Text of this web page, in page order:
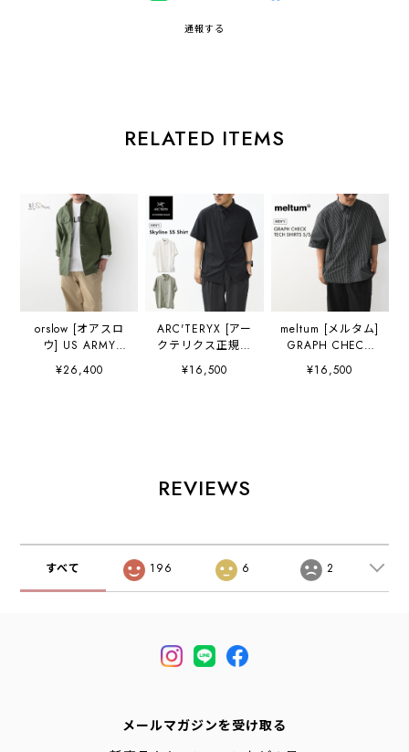
通報する
RELATED ITEMS
orslow [オアスロ
ウ] US ARMY
SHIRT [03-8045-
16] ユーエスアー
¥26,400
ARC'TERYX [アー
クテリクス正規代
理店] Skyline SS
Shirt Men's
ドア・軽量・速
乾・MEN'S
¥16,500
meltum [メルタム]
GRAPH CHECK
TECH SHIRTS
S/S [MTM-SH-
¥16,500
REVIEWS
すべて 196 6 2
メールマガジンを受け取る